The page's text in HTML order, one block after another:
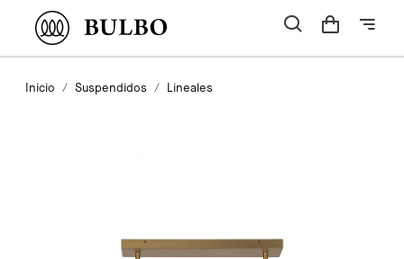
Inicio Suspendidos Lineales